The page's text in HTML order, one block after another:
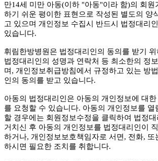
만14세 미만 아동(이하 "아동"이라 함)의 회원
하기 쉬운 평이한 표현으로 작성된 별도의 양
고 있으며 개인정보 수집시 반드시 법정대리
있습니다.
휘림한방병원은 법정대리인의 동의를 받기
법정대리인의 성명과 연락처 등 최소한의 정
며, 개인정보취급방침에서 규정하고 있는 방
인의 동의를 받고 있습니다.
아동의 법정대리인은 아동의 개인정보에 대한
를 요청할 수 있습니다. 아동의 개인정보를 열
할 경우에는 회원정보수정을 클릭하여 법정
거치신 후 아동의 개인정보를 법정대리인이
하거나, 개인정보보호책임자로 서면, 전화, 또
하시면 필요한 조치를 취합니다.